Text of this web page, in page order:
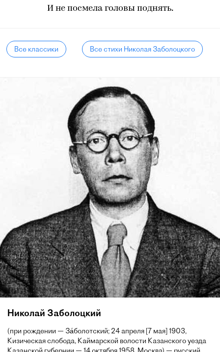
И не посмела головы поднять.
Все классики Все стихи Николая Заболоцкого
Николай Заболоцкий
(при рождении — За́болотский; 24 апреля [7 мая] 1903,
Кизическая слобода, Каймарской волости Казанского уезда